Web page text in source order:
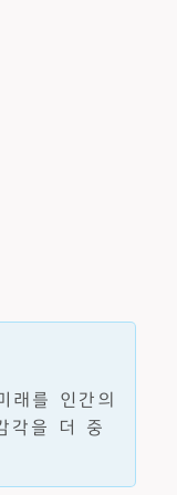
래를 인간의
각을 더 중